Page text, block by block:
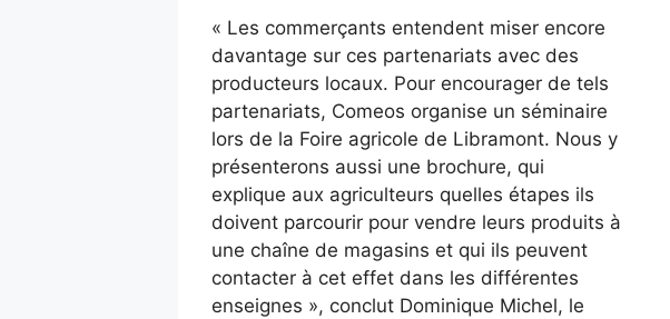
« Les commerçants entendent miser encore
davantage sur ces partenariats avec des
producteurs locaux. Pour encourager de tels
partenariats, Comeos organise un séminaire
lors de la Foire agricole de Libramont. Nous y
présenterons aussi une brochure, qui
explique aux agriculteurs quelles étapes ils
doivent parcourir pour vendre leurs produits à
une chaîne de magasins et qui ils peuvent
contacter à cet effet dans les différentes
enseignes », conclut Dominique Michel, le